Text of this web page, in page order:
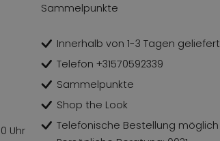
Uhr
Sammelpunkte
Innerhalb von 1-3 Tagen geliefert
Telefon +31570592339
Sammelpunkte
Shop the Look
Telefonische Bestellung möglich